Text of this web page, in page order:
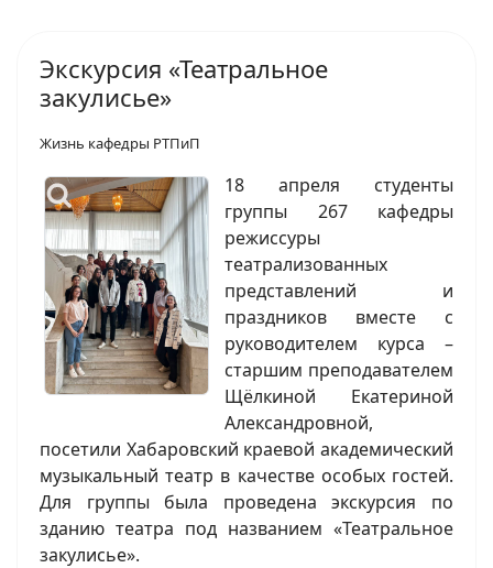
Экскурсия «Театральное
закулисье»
Жизнь кафедры РТПиП
18 апреля студенты
группы 267 кафедры
режиссуры
театрализованных
представлений и
праздников вместе с
руководителем курса –
старшим преподавателем
Щёлкиной Екатериной
Александровной,
посетили Хабаровский краевой академический
музыкальный театр в качестве особых гостей.
Для группы была проведена экскурсия по
зданию театра под названием «Театральное
закулисье».